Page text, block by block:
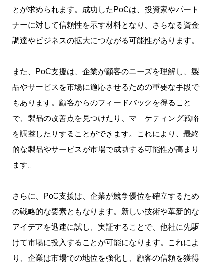
とが求められます。成功したPoCは、投資家やパート
ナーに対して信頼性を示す材料となり、さらなる資金
調達やビジネスの拡大につながる可能性があります。
また、PoC支援は、企業が顧客のニーズを理解し、製
品やサービスを市場に適応させるための重要な手段で
もあります。顧客からのフィードバックを得ること
で、製品の改善点を見つけたり、マーケティング戦略
を調整したりすることができます。これにより、最終
的な製品やサービスが市場で成功する可能性が高まり
ます。
さらに、PoC支援は、企業が競争優位を確立するため
の戦略的な要素ともなります。新しい技術や革新的な
アイデアを迅速に試し、実証することで、他社に先駆
けて市場に投入することが可能になります。これによ
り、企業は市場での地位を強化し、顧客の信頼を獲得